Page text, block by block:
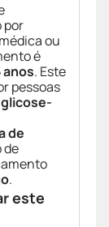
por
ou
é
anos. Este
pessoas
de
de
.
este